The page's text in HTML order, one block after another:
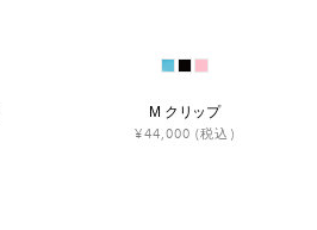
M クリップ
¥44,000 (税込)